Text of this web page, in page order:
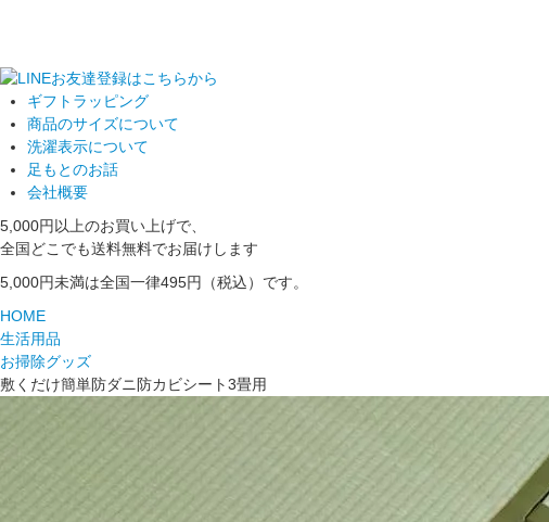
ギフトラッピング
商品のサイズについて
洗濯表示について
足もとのお話
会社概要
5,000円以上のお買い上げで、
全国どこでも送料無料でお届けします
5,000円未満は全国一律495円（税込）です。
HOME
生活用品
お掃除グッズ
敷くだけ簡単防ダニ防カビシート3畳用